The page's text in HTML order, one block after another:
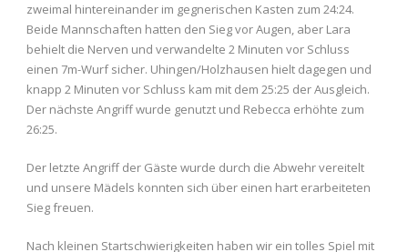
zweimal hintereinander im gegnerischen Kasten zum 24:24.
Beide Mannschaften hatten den Sieg vor Augen, aber Lara
behielt die Nerven und verwandelte 2 Minuten vor Schluss
einen 7m-Wurf sicher. Uhingen/Holzhausen hielt dagegen und
knapp 2 Minuten vor Schluss kam mit dem 25:25 der Ausgleich.
Der nächste Angriff wurde genutzt und Rebecca erhöhte zum
26:25.
Der letzte Angriff der Gäste wurde durch die Abwehr vereitelt
und unsere Mädels konnten sich über einen hart erarbeiteten
Sieg freuen.
Nach kleinen Startschwierigkeiten haben wir ein tolles Spiel mit